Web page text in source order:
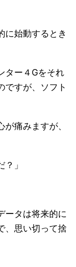
に始動するとき
ター４Gをそれ
ですが、ソフト
痛みますが、
」
ータは将来的に
、思い切って捨